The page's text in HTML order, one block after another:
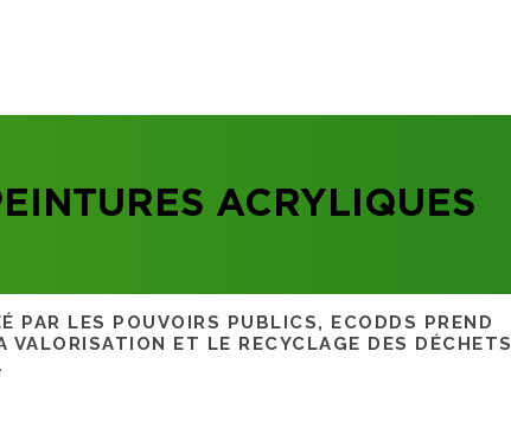
ACRYLIQUES
PAR LES POUVOIRS PUBLICS, ECODDS PREND
ET LE RECYCLAGE DES DÉCHETS